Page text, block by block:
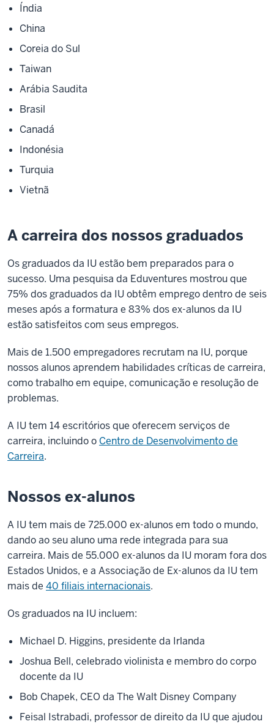
Índia
China
Coreia do Sul
Taiwan
Arábia Saudita
Brasil
Canadá
Indonésia
Turquia
Vietnã
A carreira dos nossos graduados
Os graduados da IU estão bem preparados para o
sucesso. Uma pesquisa da Eduventures mostrou que
75% dos graduados da IU obtêm emprego dentro de seis
meses após a formatura e 83% dos ex-alunos da IU
estão satisfeitos com seus empregos.
Mais de 1.500 empregadores recrutam na IU, porque
nossos alunos aprendem habilidades críticas de carreira,
como trabalho em equipe, comunicação e resolução de
problemas.
A IU tem 14 escritórios que oferecem serviços de
carreira, incluindo o Centro de Desenvolvimento de
Carreira.
Nossos ex-alunos
A IU tem mais de 725.000 ex-alunos em todo o mundo,
dando ao seu aluno uma rede integrada para sua
carreira. Mais de 55.000 ex-alunos da IU moram fora dos
Estados Unidos, e a Associação de Ex-alunos da IU tem
mais de 40 filiais internacionais.
Os graduados na IU incluem:
Michael D. Higgins, presidente da Irlanda
Joshua Bell, celebrado violinista e membro do corpo
docente da IU
Bob Chapek, CEO da The Walt Disney Company
Feisal Istrabadi, professor de direito da IU que ajudou